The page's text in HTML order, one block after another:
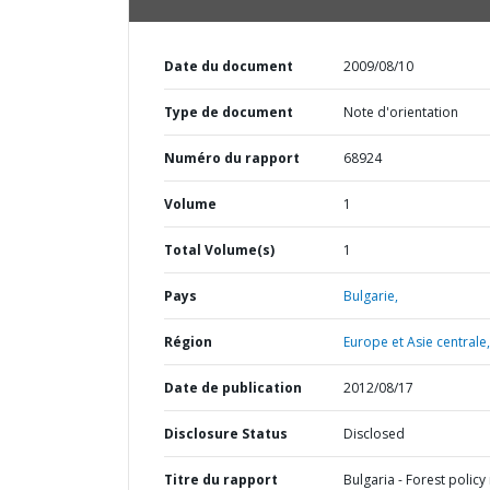
Date du document 2009/08/10
Type de document Note d'orientation
Numéro du rapport 68924
Volume 1
Total Volume(s) 1
Pays Bulgarie,
Région Europe et Asie centrale,
Date de publication 2012/08/17
Disclosure Status Disclosed
Titre du rapport Bulgaria - Forest policy